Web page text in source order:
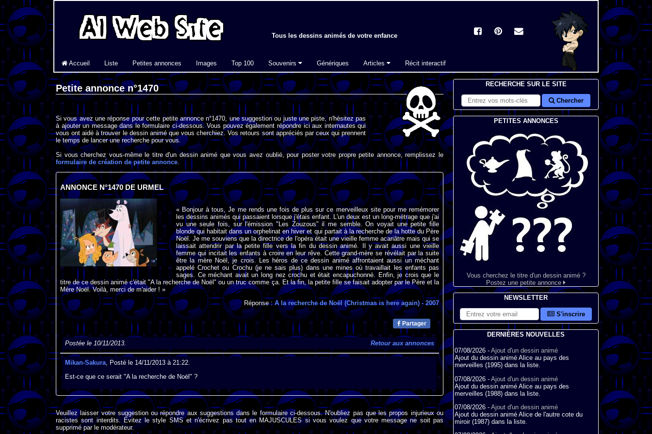
Tous les dessins animés de votre enfance
Accueil Liste Petites annonces Images Top 100 Souvenirs Génériques Articles Récit interactif
Petite annonce n°1470
Si vous avez une réponse pour cette petite annonce n°1470, une suggestion ou juste une piste, n'hésitez pas
à ajouter un message dans le formulaire ci-dessous. Vous pouvez également répondre ici aux internautes qui
vous ont aidé à trouver le dessin animé que vous cherchiez. Vos retours sont appréciés par ceux qui prennent
le temps de lancer une recherche pour vous.
Si vous cherchez vous-même le titre d'un dessin animé que vous avez oublié, pour poster votre propre petite annonce, remplissez le
formulaire de création de petite annonce.
ANNONCE N°1470 DE URMEL
« Bonjour à tous, Je me rends une fois de plus sur ce merveilleux site pour me remémorer
les dessins animés qui passaient lorsque j'étais enfant. L'un deux est un long-métrage que j'ai
vu une seule fois, sur l'émission "Les Zouzous" il me semble. On voyait une petite fille
blonde qui habitait dans un orphelinat en hiver et qui partait à la recherche de la hotte du Père
Noël. Je me souviens que la directrice de l'opéra était une vieille femme acariâtre mais qui se
laissait attendrir par la petite fille vers la fin du dessin animé. Il y avait aussi une vieille
femme qui incitait les enfants à croire en leur rêve. Cette grand-mère se révélait par la suite
être la mère Noël, je crois. Les héros de ce dessin animé affrontaient aussi un méchant
appelé Crochet ou Crochu (je ne sais plus) dans une mines où travaillait les enfants pas
sages. Ce méchant avait un long nez crochu et était encapuchonné. Enfin, je crois que le
titre de ce dessin animé c'était "A la recherche de Noël" ou un truc comme ça. Et la fin, la petite fille se faisait adopter par le Père et la
Mère Noël. Voilà, merci de m'aider ! »
Réponse :A la recherche de Noël (Christmas is here again) - 2007
Partager
Postée le 10/11/2013. Retour aux annonces
Mikan-Sakura, Posté le 14/11/2013 à 21:22.
Est-ce que ce serait "A la recherche de Noël" ?
Veuillez laisser votre suggestion ou répondre aux suggestions dans le formulaire ci-dessous. N'oubliez pas que les propos injurieux ou
racistes sont interdits. Evitez le style SMS et n'écrivez pas tout en MAJUSCULES si vous voulez que votre message ne soit pas
supprimé par le modérateur.
RECHERCHE SUR LE SITE
Chercher
PETITES ANNONCES
Vous cherchez le titre d'un dessin animé ?
Postez une petite annonce
NEWSLETTER
S'inscrire
DERNIÈRES NOUVELLES
07/08/2026 - Ajout d'un dessin animé
Ajout du dessin animé Alice au pays des
merveilles (1995) dans la liste.
07/08/2026 - Ajout d'un dessin animé
Ajout du dessin animé Alice au pays des
merveilles (1988) dans la liste.
07/08/2026 - Ajout d'un dessin animé
Ajout du dessin animé Alice de l'autre cote du
miroir (1987) dans la liste.